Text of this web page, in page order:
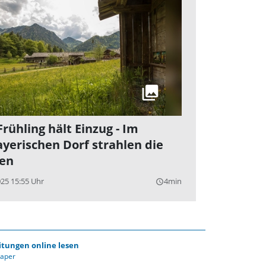
hält Einzug - Im
Dorf strahlen die
15:55 Uhr query_builder4min
online lesen